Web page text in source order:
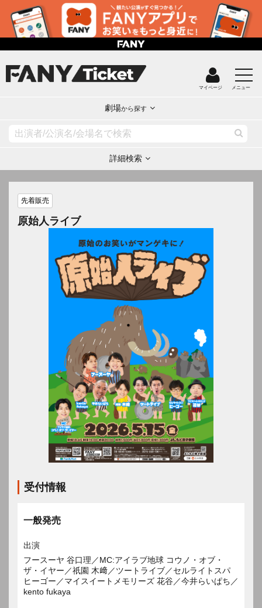
マイページ メニュー
劇場から探す
詳細検索
先着販売
原始人ライブ
受付情報
一般発売
出演
フースーヤ 谷口理／MC:アイラブ地球 コウノ・オブ・
ザ・イヤー／祇園 木﨑／ツートライブ／セルライトスパ
ヒーゴー／マイスイートメモリーズ 花谷／今井らいぱち／
kento fukaya